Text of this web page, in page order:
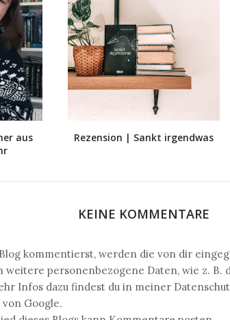
aus
Rezension | Sankt irgendwas
KEINE KOMMENTARE
kommentierst, werden die von dir
weitere personenbezogene Daten, wie z. B.
Infos dazu findest du in meiner
Google.